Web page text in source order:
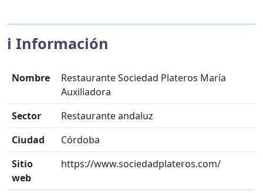
ℹ️ Información
Nombre
Restaurante Sociedad Plateros María
Auxiliadora
Sector
Restaurante andaluz
Ciudad
Córdoba
Sitio
web
https://www.sociedadplateros.com/